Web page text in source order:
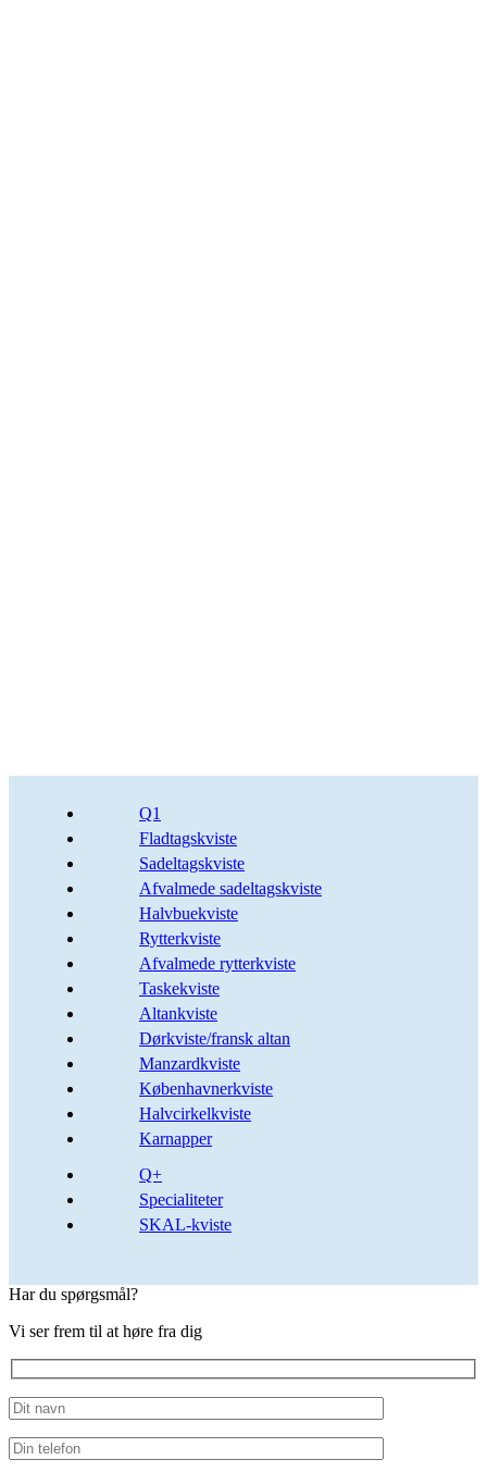
Q1
Fladtagskviste
Sadeltagskviste
Afvalmede sadeltagskviste
Halvbuekviste
Rytterkviste
Afvalmede rytterkviste
Taskekviste
Altankviste
Dørkviste/fransk altan
Manzardkviste
Københavnerkviste
Halvcirkelkviste
Karnapper
Q+
Specialiteter
SKAL-kviste
Har du spørgsmål?
Vi ser frem til at høre fra dig